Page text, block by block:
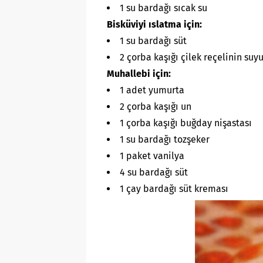
1 su bardağı sıcak su
Bisküviyi ıslatma için:
1 su bardağı süt
2 çorba kaşığı çilek reçelinin suyu
Muhallebi için:
1 adet yumurta
2 çorba kaşığı un
1 çorba kaşığı buğday nişastası
1 su bardağı tozşeker
1 paket vanilya
4 su bardağı süt
1 çay bardağı süt kreması